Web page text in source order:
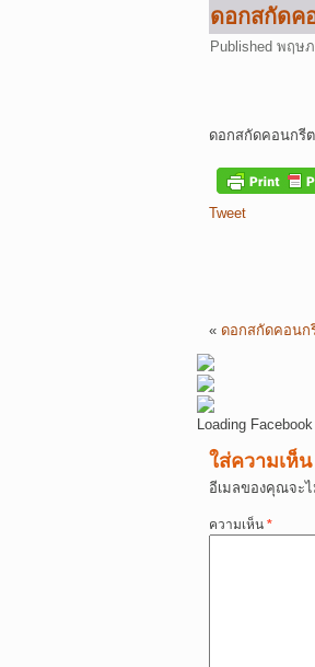
ดอกสกัดค
Published พฤษภ
ดอกสกัดคอนกรี
Tweet
« ดอกสกัดคอนก
Loading
ใส่ความเห็น
อีเมลของคุณจะ
ความเห็น *